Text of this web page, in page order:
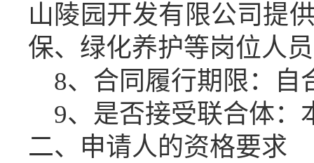
山陵园开发有限公司提
保、绿化养护等岗位人
8、合同履行期限：
自
9、是否接受联合体：
二、申请人的资格要求